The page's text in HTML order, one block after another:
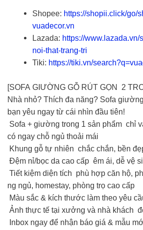
Shopee: https://shopii.click/go/
vuadecor.vn
Lazada: https://
noi-that-trang-tri
Tiki: https://tiki.vn/
[SOFA GIƯỜNG GỖ RÚT GỌN 2
Nhà nhỏ? Thích đa năng? Sofa
bạn yêu ngay từ cái nhìn đầu tiên!
Sofa + giường trong 1 sản phẩm chỉ
có ngay chỗ ngủ thoải mái
Khung gỗ tự nhiên chắc chắn, bền
Đệm nỉ/bọc da cao cấp êm ái, dễ vệ
Tiết kiệm diện tích phù hợp căn hộ,
ng ngủ, homestay, phòng trọ cao cấp
Màu sắc & kích thước làm theo yêu
Ảnh thực tế tại xưởng và nhà khách
Inbox ngay để nhận báo giá & mẫu